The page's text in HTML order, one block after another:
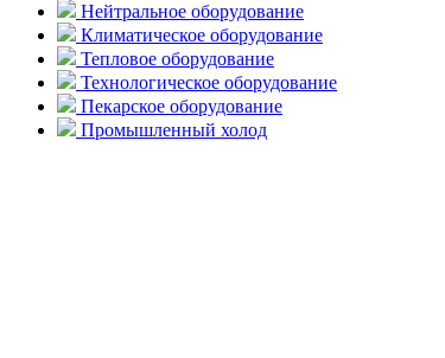
Нейтральное оборудование
Климатическое оборудование
Тепловое оборудование
Технологическое оборудование
Пекарское оборудование
Промышленный холод